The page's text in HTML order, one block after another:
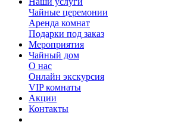
Чайные церемонии
Аренда комнат
Подарки под заказ
Мероприятия
Чайный дом
О нас
Онлайн экскурсия
VIP комнаты
Акции
Контакты